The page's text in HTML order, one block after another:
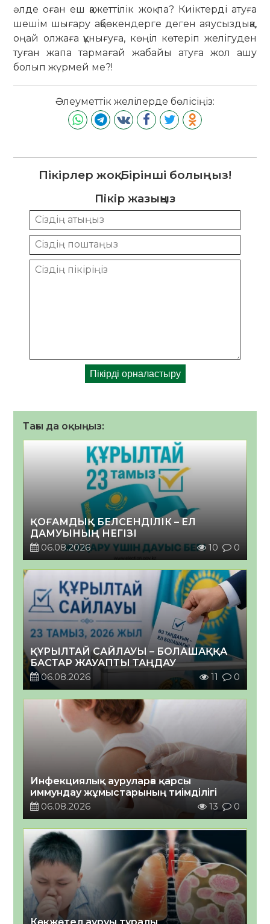
әлде оған еш қажеттілік жоқ па? Киіктерді атуға
шешім шығару ақбө­кен­дерге деген аяусыздыққа,
оңай олжаға құнығуға, көңіл көтеріп желі­гуден
туған жапа тармағай жабайы атуға жол ашу
болып жүрмей ме?!
Әлеуметтік желілерде бөлісіңіз:
Пікірлер жоқ. Бірінші болыңыз!
Пікір жазыңыз
Тағы да оқыңыз:
ҚОҒАМДЫҚ БЕЛСЕНДІЛІК – ЕЛ
ДАМУЫНЫҢ НЕГІЗІ
06.08.2026
10 0
ҚҰРЫЛТАЙ САЙЛАУЫ – БОЛАШАҚҚА
БАСТАР ЖАУАПТЫ ТАҢДАУ
06.08.2026
11 0
Инфекциялық ауруларға қарсы
иммундау жұмыстарының тиімділігі
06.08.2026
13 0